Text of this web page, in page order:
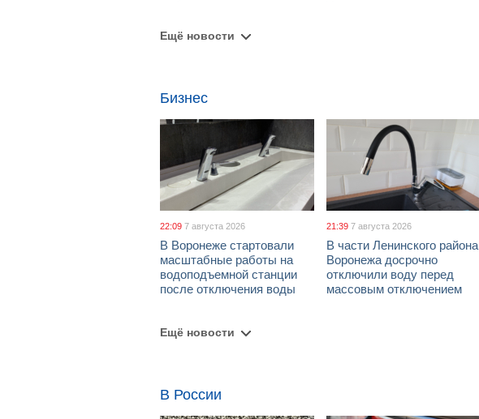
Ещё новости
Бизнес
22:09 7 августа 2026
В Воронеже стартовали
масштабные работы на
водоподъемной станции
после отключения воды
21:39 7 августа 2026
В части Ленинского района
Воронежа досрочно
отключили воду перед
массовым отключением
Ещё новости
В России